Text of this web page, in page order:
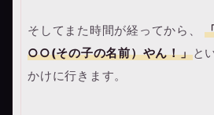
そしてまた時間が経ってから、
○○(その子の名前）やん！」と
かけに行きます。